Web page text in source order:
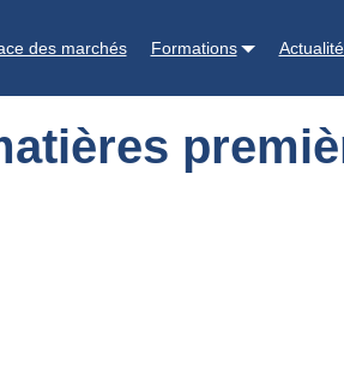
des marchés Formations